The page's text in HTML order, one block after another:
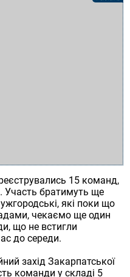
15 команд,
Участь братимуть ще
які поки що
чекаємо ще один
що не встигли
до середи.
захід Закарпатської
команди у складі 5